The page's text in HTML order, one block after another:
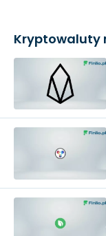
Kryptowaluty